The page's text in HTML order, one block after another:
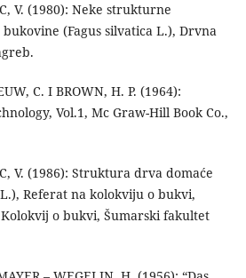
V. (1980): Neke strukturne
(Fagus silvatica L.), Drvna
C. I BROWN, H. P. (1964):
Vol.1, Mc Graw-Hill Book Co.,
V. (1986): Struktura drva domaće
Referat na kolokviju o bukvi,
Kolokvij o bukvi, Šumarski fakultet